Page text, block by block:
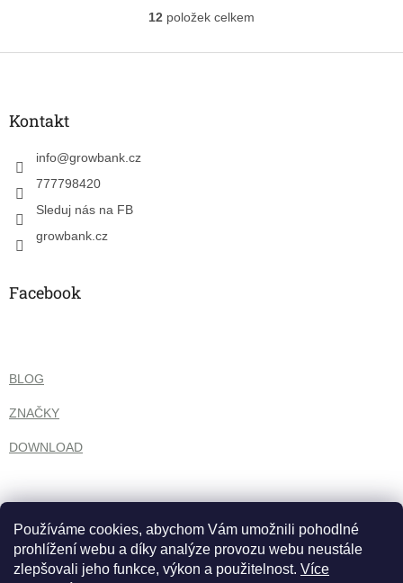
Používáme cookies, abychom Vám umožnili pohodlné
prohlížení webu a díky analýze provozu webu neustále
zlepšovali jeho funkce, výkon a použitelnost. Více
O
l
12 položek celkem
Kontakt
info@growbank.cz
777798420
Sleduj nás na FB
growbank.cz
Facebook
BLOG
ZNAČKY
DOWNLOAD